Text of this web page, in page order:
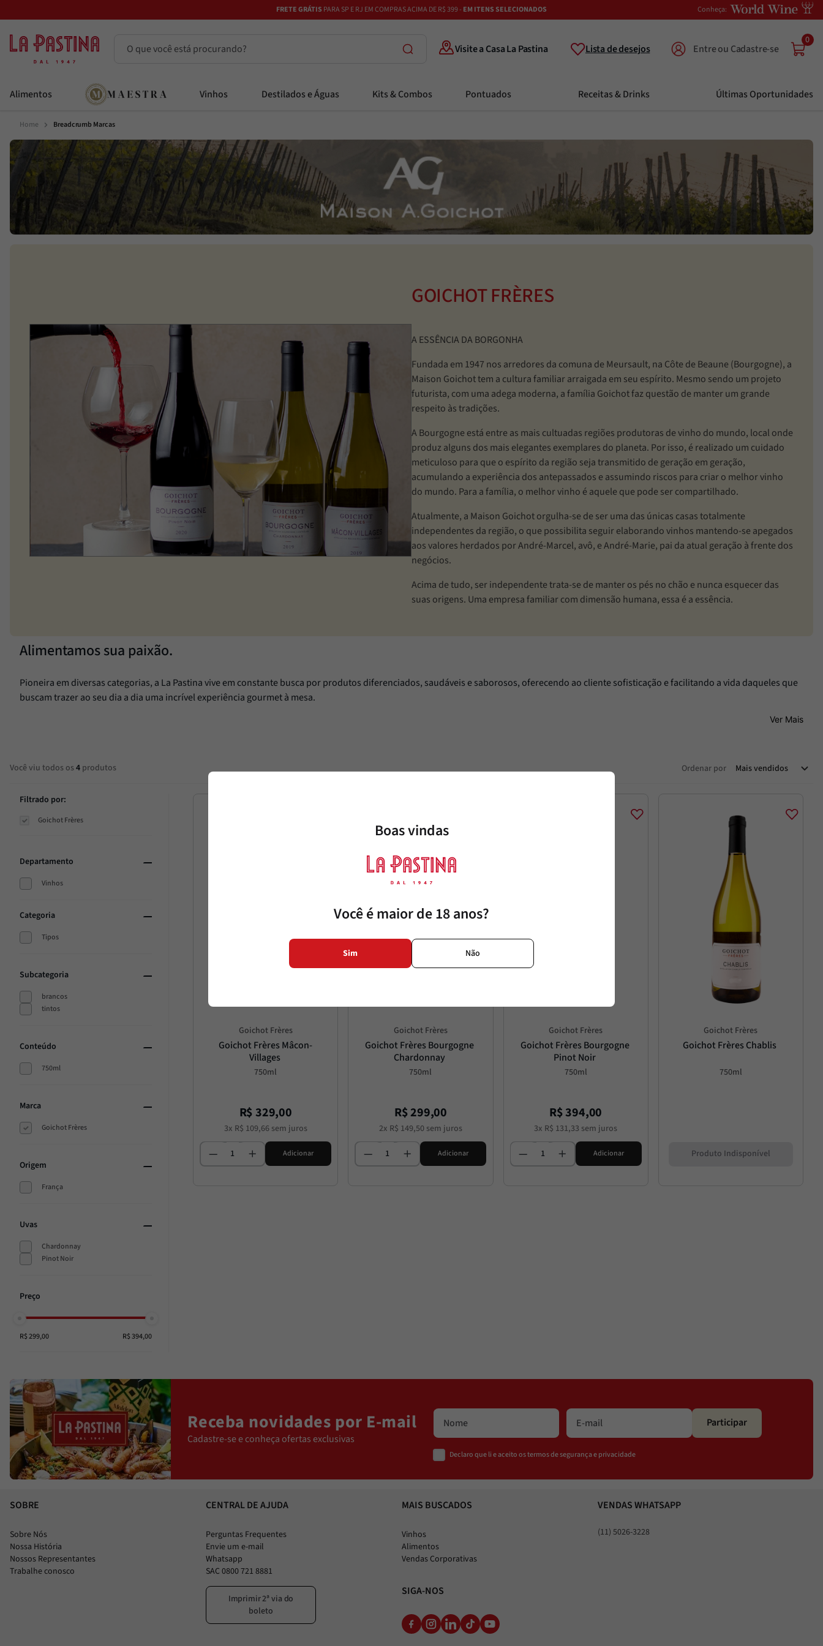
Conheça:
FRETE GRÁTIS PARA SP E RJ EM COMPRAS ACIMA DE R$ 399 - EM ITENS SELECIONADOS
Visite a Casa La Pastina Lista de desejos
0
Alimentos Vinhos Destilados e Águas Kits & Combos Pontuados Receitas & Drinks Últimas Oportunidades
Home Breadcrumb Marcas
GOICHOT FRÈRES
A ESSÊNCIA DA BORGONHA
Fundada em 1947 nos arredores da comuna de Meursault, na Côte de Beaune (Bourgogne), a
Maison Goichot tem a cultura familiar arraigada em seu espírito. Mesmo sendo um projeto
futurista, com uma adega moderna, a família Goichot faz questão de manter um grande
respeito às tradições.
A Bourgogne está entre as mais cultuadas regiões produtoras de vinho do mundo, local onde
produz alguns dos mais elegantes exemplares do planeta. Por isso, é realizado um cuidado
meticuloso para que o espírito da região seja transmitido de geração em geração,
acumulando a experiência dos antepassados e assumindo riscos para criar o melhor vinho
do mundo. Para a família, o melhor vinho é aquele que pode ser compartilhado.
Atualmente, a Maison Goichot orgulha-se de ser uma das únicas casas totalmente
independentes da região, o que possibilita seguir elaborando vinhos mantendo-se apegados
aos valores herdados por André-Marcel, avô, e André-Marie, pai da atual geração à frente dos
negócios.
Acima de tudo, ser independente trata-se de manter os pés no chão e nunca esquecer das
suas origens. Uma empresa familiar com dimensão humana, essa é a essência.
Alimentamos sua paixão.
Pioneira em diversas categorias, a La Pastina vive em constante busca por produtos diferenciados, saudáveis e saborosos, oferecendo ao cliente sofisticação e facilitando a vida daqueles que
buscam trazer ao seu dia a dia uma incrível experiência gourmet à mesa.
Ver Mais
Você viu todos os4 produtos Ordenar por Mais vendidos
Filtrado por:
Goichot Frères
Departamento
Vinhos
Categoria
Tipos
Subcategoria
brancos
tintos
Conteúdo
750ml
Marca
Goichot Frères
Origem
França
Uvas
Chardonnay
Pinot Noir
R$ 299,00 R$ 394,00
Goichot Frères
Goichot Frères Mâcon-
Villages
750ml
R$329,00
3x R$ 109,66sem juros
Adicionar
Goichot Frères
Goichot Frères Bourgogne
Chardonnay
750ml
R$299,00
2x R$ 149,50sem juros
Adicionar
Goichot Frères
Goichot Frères Bourgogne
Pinot Noir
750ml
R$394,00
3x R$ 131,33 sem juros
Adicionar
Goichot Frères
Goichot Frères Chablis
750ml
Produto Indisponível
Receba novidades por E-mail
Cadastre-se e conheça ofertas exclusivas
Declaro que li e aceito os termos de segurança e privacidade
Participar
SOBRE
Sobre Nós
Nossa História
Nossos Representantes
Trabalhe conosco
CENTRAL DE AJUDA
Perguntas Frequentes
Envie um e-mail
Whatsapp
SAC 0800 721 8881
Imprimir 2ª via do
boleto
MAIS BUSCADOS
Vinhos
Alimentos
Vendas Corporativas
SIGA-NOS
VENDAS WHATSAPP
(11) 5026-3228
Boas vindas
Você é maior de 18 anos?
Sim Não
2º
3º Adobe
4 º Maestra
Bruschetta
º Azeitona
º